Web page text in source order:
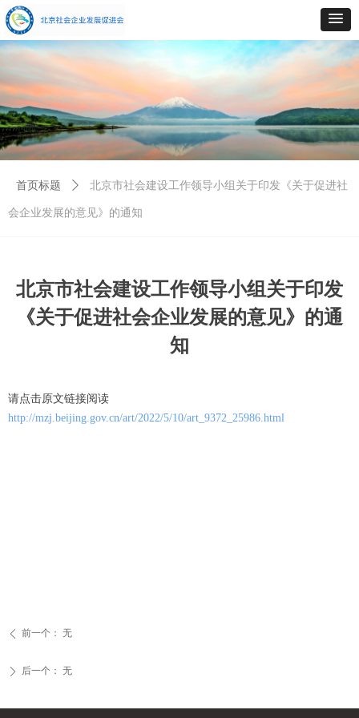
北京市社会建设工作领导小组关于印发
《关于促进社会企业发展的意见》的通
知
请点击原文链接阅读
http://mzj.beijing.gov.cn/art/2022/5/10/art_9372_25986.html
首页标题 ꄲ 北京市社会建设工作领导小组关于印发《关于促进社
会企业发展的意见》的通知
ꄴ 前一个： 无
ꄲ 后一个： 无